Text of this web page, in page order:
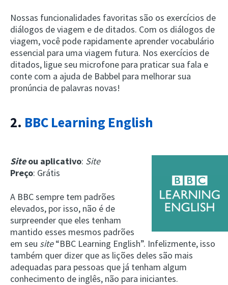
Nossas funcionalidades favoritas são os exercícios de
diálogos de viagem e de ditados. Com os diálogos de
viagem, você pode rapidamente aprender vocabulário
essencial para uma viagem futura. Nos exercícios de
ditados, ligue seu microfone para praticar sua fala e
conte com a ajuda de Babbel para melhorar sua
pronúncia de palavras novas!
2. BBC Learning English
Siteou aplicativo: Site
Preço: Grátis
A BBC sempre tem padrões
elevados, por isso, não é de
surpreender que eles tenham
mantido esses mesmos padrões
em seu site“BBC Learning English”. Infelizmente, isso
também quer dizer que as lições deles são mais
adequadas para pessoas que já tenham algum
conhecimento de inglês, não para iniciantes.